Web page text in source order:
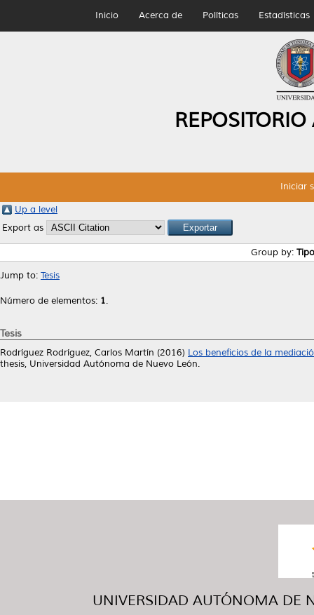
Inicio Acerca de Políticas Estadísticas
Iniciar
Up a level
Export as
Group by:
Jump to: Tesis
Número de elementos: 1.
Tesis
Rodríguez Rodríguez, Carlos Martín (2016) Los beneficios de la
thesis, Universidad Autónoma de Nuevo León.
UNIVERSIDAD AUTÓNOMA DE